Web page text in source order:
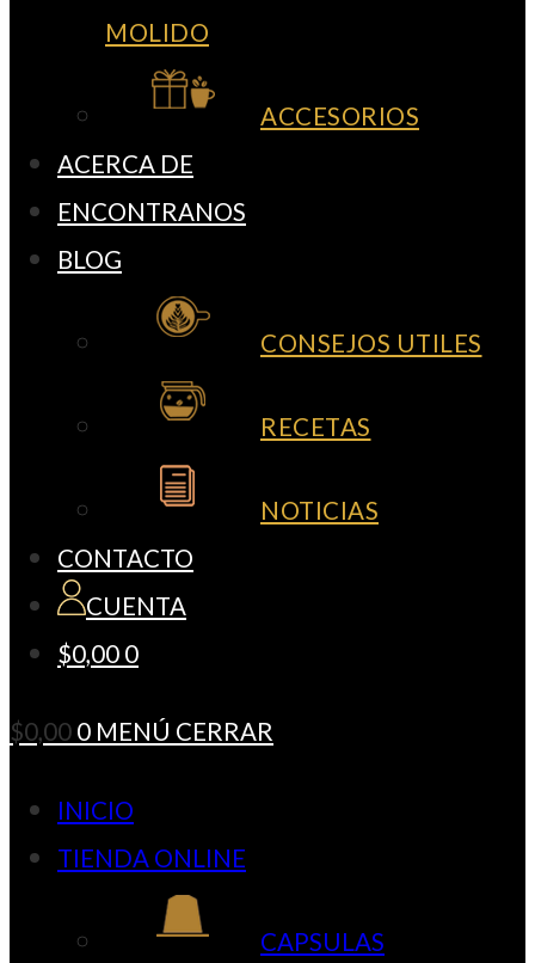
MOLIDO
ACCESORIOS
ACERCA DE
ENCONTRANOS
BLOG
CONSEJOS UTILES
RECETAS
NOTICIAS
CONTACTO
CUENTA
$0,00 0
$0,00 0 MENÚ CERRAR
INICIO
TIENDA ONLINE
CAPSULAS